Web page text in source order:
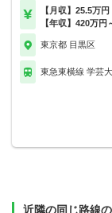
【月収】25.5万円
【年収】420万円
東京都 目黒区
東急東横線 学芸
近隣の同じ路線